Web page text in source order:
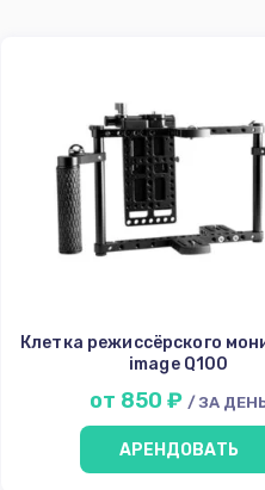
Клетка режиссёрского
image Q100
от 850 ₽ / ЗА
АРЕНДОВАТЬ